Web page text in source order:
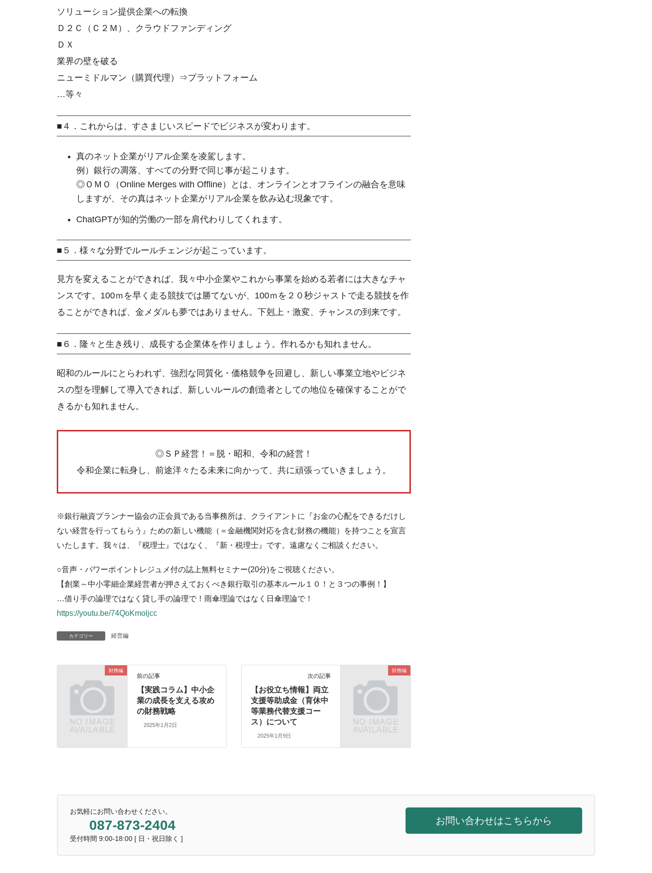
ソリューション提供企業への転換
Ｄ２Ｃ（Ｃ２Ｍ）、クラウドファンディング
ＤＸ
業界の壁を破る
ニューミドルマン（購買代理）⇒プラットフォーム
…等々
■４．これからは、すさまじいスピードでビジネスが変わります。
真のネット企業がリアル企業を凌駕します。
例）銀行の凋落、すべての分野で同じ事が起こります。
◎ＯＭＯ（Online Merges with Offline）とは、オンラインとオフラインの融合を意味
しますが、その真はネット企業がリアル企業を飲み込む現象です。
ChatGPTが知的労働の一部を肩代わりしてくれます。
■５．様々な分野でルールチェンジが起こっています。
見方を変えることができれば、我々中小企業やこれから事業を始める若者には大きなチャ
ンスです。100ｍを早く走る競技では勝てないが、100ｍを２０秒ジャストで走る競技を作
ることができれば、金メダルも夢ではありません。下剋上・激変、チャンスの到来です。
■６．隆々と生き残り、成長する企業体を作りましょう。作れるかも知れません。
昭和のルールにとらわれず、強烈な同質化・価格競争を回避し、新しい事業立地やビジネ
スの型を理解して導入できれば、新しいルールの創造者としての地位を確保することがで
きるかも知れません。
◎ＳＰ経営！＝脱・昭和、令和の経営！
令和企業に転身し、前途洋々たる未来に向かって、共に頑張っていきましょう。
※銀行融資プランナー協会の正会員である当事務所は、クライアントに『お金の心配をできるだけし
ない経営を行ってもらう』ための新しい機能（＝金融機関対応を含む財務の機能）を持つことを宣言
いたします。我々は、『税理士』ではなく、『新・税理士』です。遠慮なくご相談ください。
○音声・パワーポイントレジュメ付の誌上無料セミナー(20分)をご視聴ください。
【創業～中小零細企業経営者が押さえておくべき銀行取引の基本ルール１０！と３つの事例！】
…借り手の論理ではなく貸し手の論理で！雨傘理論ではなく日傘理論で！
https://youtu.be/74QoKmoljcc
カテゴリー 経営編
財務編
前の記事
【実践コラム】中小企
業の成長を支える攻め
の財務戦略
2025年1月2日
財務編
次の記事
【お役立ち情報】両立
支援等助成金（育休中
等業務代替支援コー
ス）について
2025年1月9日
お気軽にお問い合わせください。
087-873-2404
受付時間 9:00-18:00 [ 日・祝日除く ]
お問い合わせはこちらから